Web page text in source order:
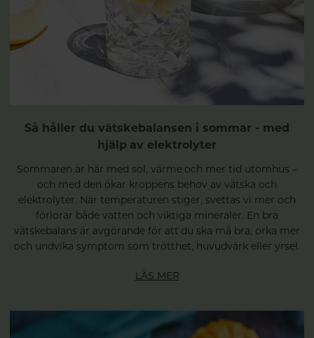
Så håller du vätskebalansen i sommar - med
hjälp av elektrolyter
Sommaren är här med sol, värme och mer tid utomhus –
och med den ökar kroppens behov av vätska och
elektrolyter. När temperaturen stiger, svettas vi mer och
förlorar både vatten och viktiga mineraler. En bra
vätskebalans är avgörande för att du ska må bra, orka mer
och undvika symptom som trötthet, huvudvärk eller yrsel.
LÄS MER